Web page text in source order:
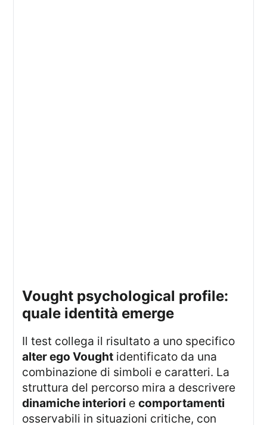
vought psychological profile:
quale identità emerge
Il test collega il risultato a uno specifico
alter ego Vought identificato da una
combinazione di simboli e caratteri. La
struttura del percorso mira a descrivere
dinamiche interiori ecomportamenti
osservabili in situazioni critiche, con